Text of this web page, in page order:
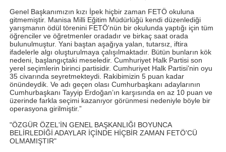
Genel Başkanımızın kızı İpek hiçbir zaman FETÖ okuluna
gitmemiştir. Manisa Milli Eğitim Müdürlüğü kendi düzenlediği
yarışmanın ödül törenini FETÖ'nün bir okulunda yaptığı için tüm
öğrenciler ve öğretmenler oradadır ve birkaç saat orada
bulunulmuştur. Yani baştan aşağıya yalan, tutarsız, iftira
ifadelerle algı oluşturulmaya çalışılmaktadır. Bütün bunların kök
nedeni, başlangıçtaki meseledir. Cumhuriyet Halk Partisi son
yerel seçimlerin birinci partisidir. Cumhuriyet Halk Partisi'nin oyu
35 civarında seyretmekteydi. Rakibimizin 5 puan kadar
önündeydik. Ve adı geçen olası Cumhurbaşkanı adaylarının
Cumhurbaşkanı Tayyip Erdoğan’ın karşısında en az 10 puan ve
üzerinde farkla seçimi kazanıyor görünmesi nedeniyle böyle bir
operasyona girilmiştir.”
"ÖZGÜR ÖZEL'İN GENEL BAŞKANLIĞI BOYUNCA
BELİRLEDİĞİ ADAYLAR İÇİNDE HİÇBİR ZAMAN FETÖ'CÜ
OLMAMIŞTIR"